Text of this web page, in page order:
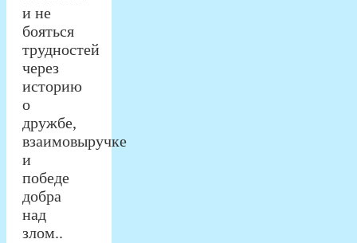
и не
бояться
трудностей
через
историю
о
дружбе,
взаимовыручке
и
победе
добра
над
злом..